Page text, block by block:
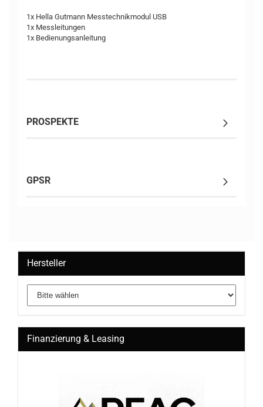
1x Hella Gutmann Messtechnikmodul USB
1x Messleitungen
1x Bedienungsanleitung
PROSPEKTE
GPSR
Hersteller
Finanzierung & Leasing